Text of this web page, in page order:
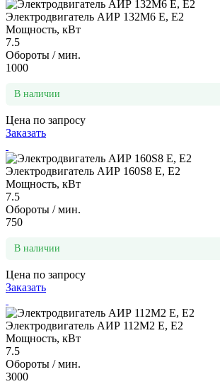
Электродвигатель АИР 132М6 Е, Е2
Мощность, кВт
7.5
Обороты / мин.
1000
В наличии
Цена по запросу
Заказать
Электродвигатель АИР 160S8 Е, Е2
Мощность, кВт
7.5
Обороты / мин.
750
В наличии
Цена по запросу
Заказать
Электродвигатель АИР 112М2 Е, Е2
Мощность, кВт
7.5
Обороты / мин.
3000